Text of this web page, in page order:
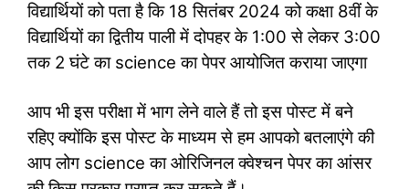
विद्यार्थियों को पता है कि 18 सितंबर 2024 को कक्षा 8वीं के
विद्यार्थियों का द्वितीय पाली में दोपहर के 1:00 से लेकर 3:00
तक 2 घंटे का science का पेपर आयोजित कराया जाएगा
आप भी इस परीक्षा में भाग लेने वाले हैं तो इस पोस्ट में बने
रहिए क्योंकि इस पोस्ट के माध्यम से हम आपको बतलाएंगे की
आप लोग science का ओरिजिनल क्वेश्चन पेपर का आंसर